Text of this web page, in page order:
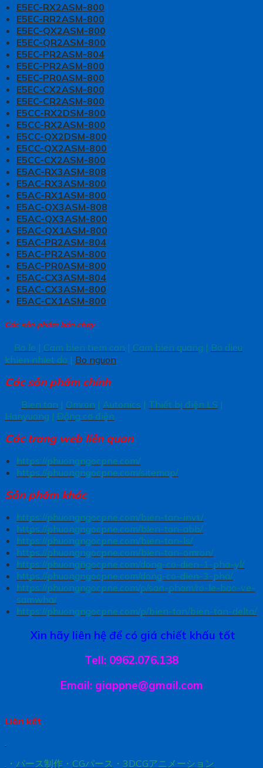
E5EC-RX2ASM-800
E5EC-RR2ASM-800
E5EC-QX2ASM-800
E5EC-QR2ASM-800
E5EC-PR2ASM-804
E5EC-PR2ASM-800
E5EC-PR0ASM-800
E5EC-CX2ASM-800
E5EC-CR2ASM-800
E5CC-RX2DSM-800
E5CC-RX2ASM-800
E5CC-QX2DSM-800
E5CC-QX2ASM-800
E5CC-CX2ASM-800
E5AC-RX3ASM-808
E5AC-RX3ASM-800
E5AC-RX1ASM-800
E5AC-QX3ASM-808
E5AC-QX3ASM-800
E5AC-QX1ASM-800
E5AC-PR2ASM-804
E5AC-PR2ASM-800
E5AC-PR0ASM-800
E5AC-CX3ASM-804
E5AC-CX3ASM-800
E5AC-CX1ASM-800
Các sản phẩm bán chạy
Ro le | Cam bien tiem can | Cam bien quang | Bo dieu
khien nhiet do | Bo nguon
Các sản phẩm chính
Bien tan | Omron | Autonics | Thiết bị điện LS |
Hanyuong | Động cơ điện
Các trang web liên quan
https://phuongngocpne.com/
https://phuongngocpne.com/sitemap/
Sản phẩm khác
https://phuongngocpne.com/bien-tan-invt/
https://phuongngocpne.com/bien-tan-abb/
https://phuongngocpne.com/bien-tan-ls/
https://phuongngocpne.com/bien-tan-omron/
https://phuongngocpne.com/dong-co-dien-1-pha-yl/
https://phuongngocpne.com/dong-co-dien-3-pha/
https://phuongngocpne.com/p/san-pham/ro-le-bao-ve-
samwha/
https://phuongngocpne.com/p/bien-tan/bien-tan-delta/
Xin hãy liên hệ để có giá chiết khấu tốt
Tell: 0962.076.138
Email: giappne@gmail.com
Liên kết
・ パース制作 ・ CGパース ・ 3DCGアニメーション